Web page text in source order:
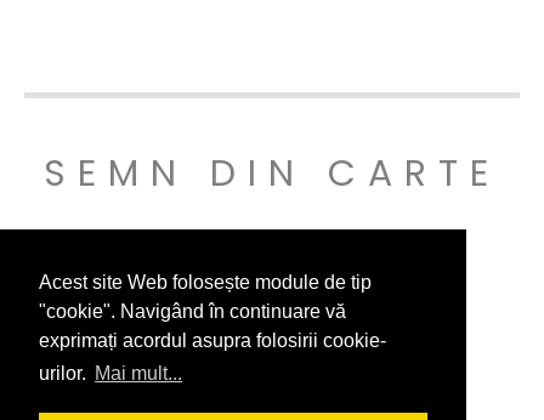
Acest site Web folosește module de tip
"cookie". Navigând în continuare vă
exprimați acordul asupra folosirii cookie-
urilor. Mai mult...
SEMN DIN CARTE